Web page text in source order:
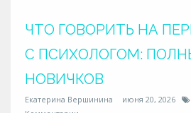
ЧТО ГОВОРИТЬ НА
С ПСИХОЛОГОМ:
НОВИЧКОВ
Екатерина Вершинина июня 20, 2026